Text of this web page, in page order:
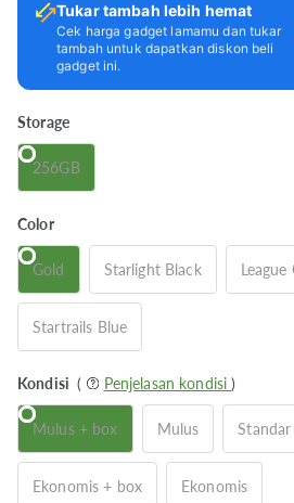
Tukar tambah lebih hemat
Cek harga gadget lamamu dan tukar
tambah untuk dapatkan diskon beli
gadget ini.
Storage
256GB
Color
Gold Starlight Black League
Startrails Blue
Kondisi ( Penjelasan kondisi)
Mulus + box Mulus
Ekonomis + box Ekonomis